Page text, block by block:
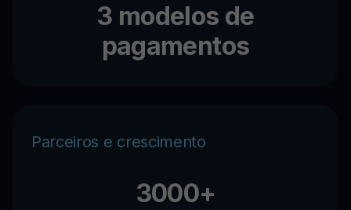
3 modelos de
pagamentos
Parceiros e crescimento
3000+